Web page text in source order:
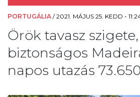
PORTUGÁLIA /2021. MÁJUS 25. KEDD -
Örök tavasz szigete,
biztonságos
napos utazás